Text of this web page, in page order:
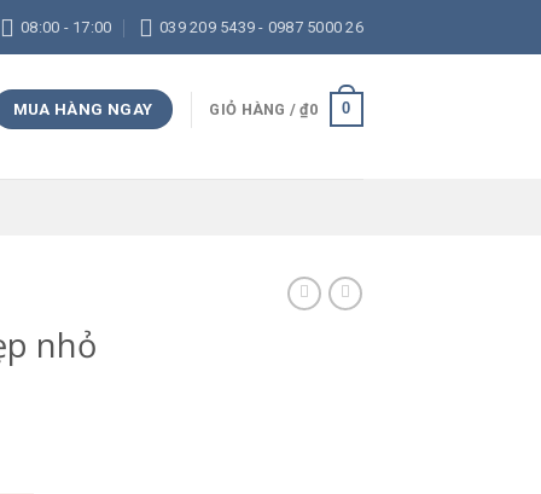
08:00 - 17:00 039 209 5439 - 0987 5000 26
MUA HÀNG NGAY GIỎ HÀNG /₫0 0
nhỏ